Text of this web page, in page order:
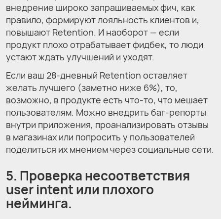
внедрение широко запрашиваемых фич, как
правило, формируют лояльность клиентов и,
повышают Retention. И наоборот — если
продукт плохо отрабатывает фидбек, то люди
устают ждать улучшений и уходят.
Если ваш 28-дневный Retention оставляет
желать лучшего (заметно ниже 6%), то,
возможно, в продукте есть что-то, что мешает
пользователям. Можно внедрить баг-репорты
внутри приложения, проанализировать отзывы
в магазинах или попросить у пользователей
поделиться их мнением через социальные сети.
5. Проверка несоответствия
user intent или плохого
нейминга.